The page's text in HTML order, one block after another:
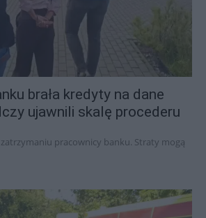
brała kredyty na dane
ujawnili skalę procederu
pracownicy banku. Straty mogą